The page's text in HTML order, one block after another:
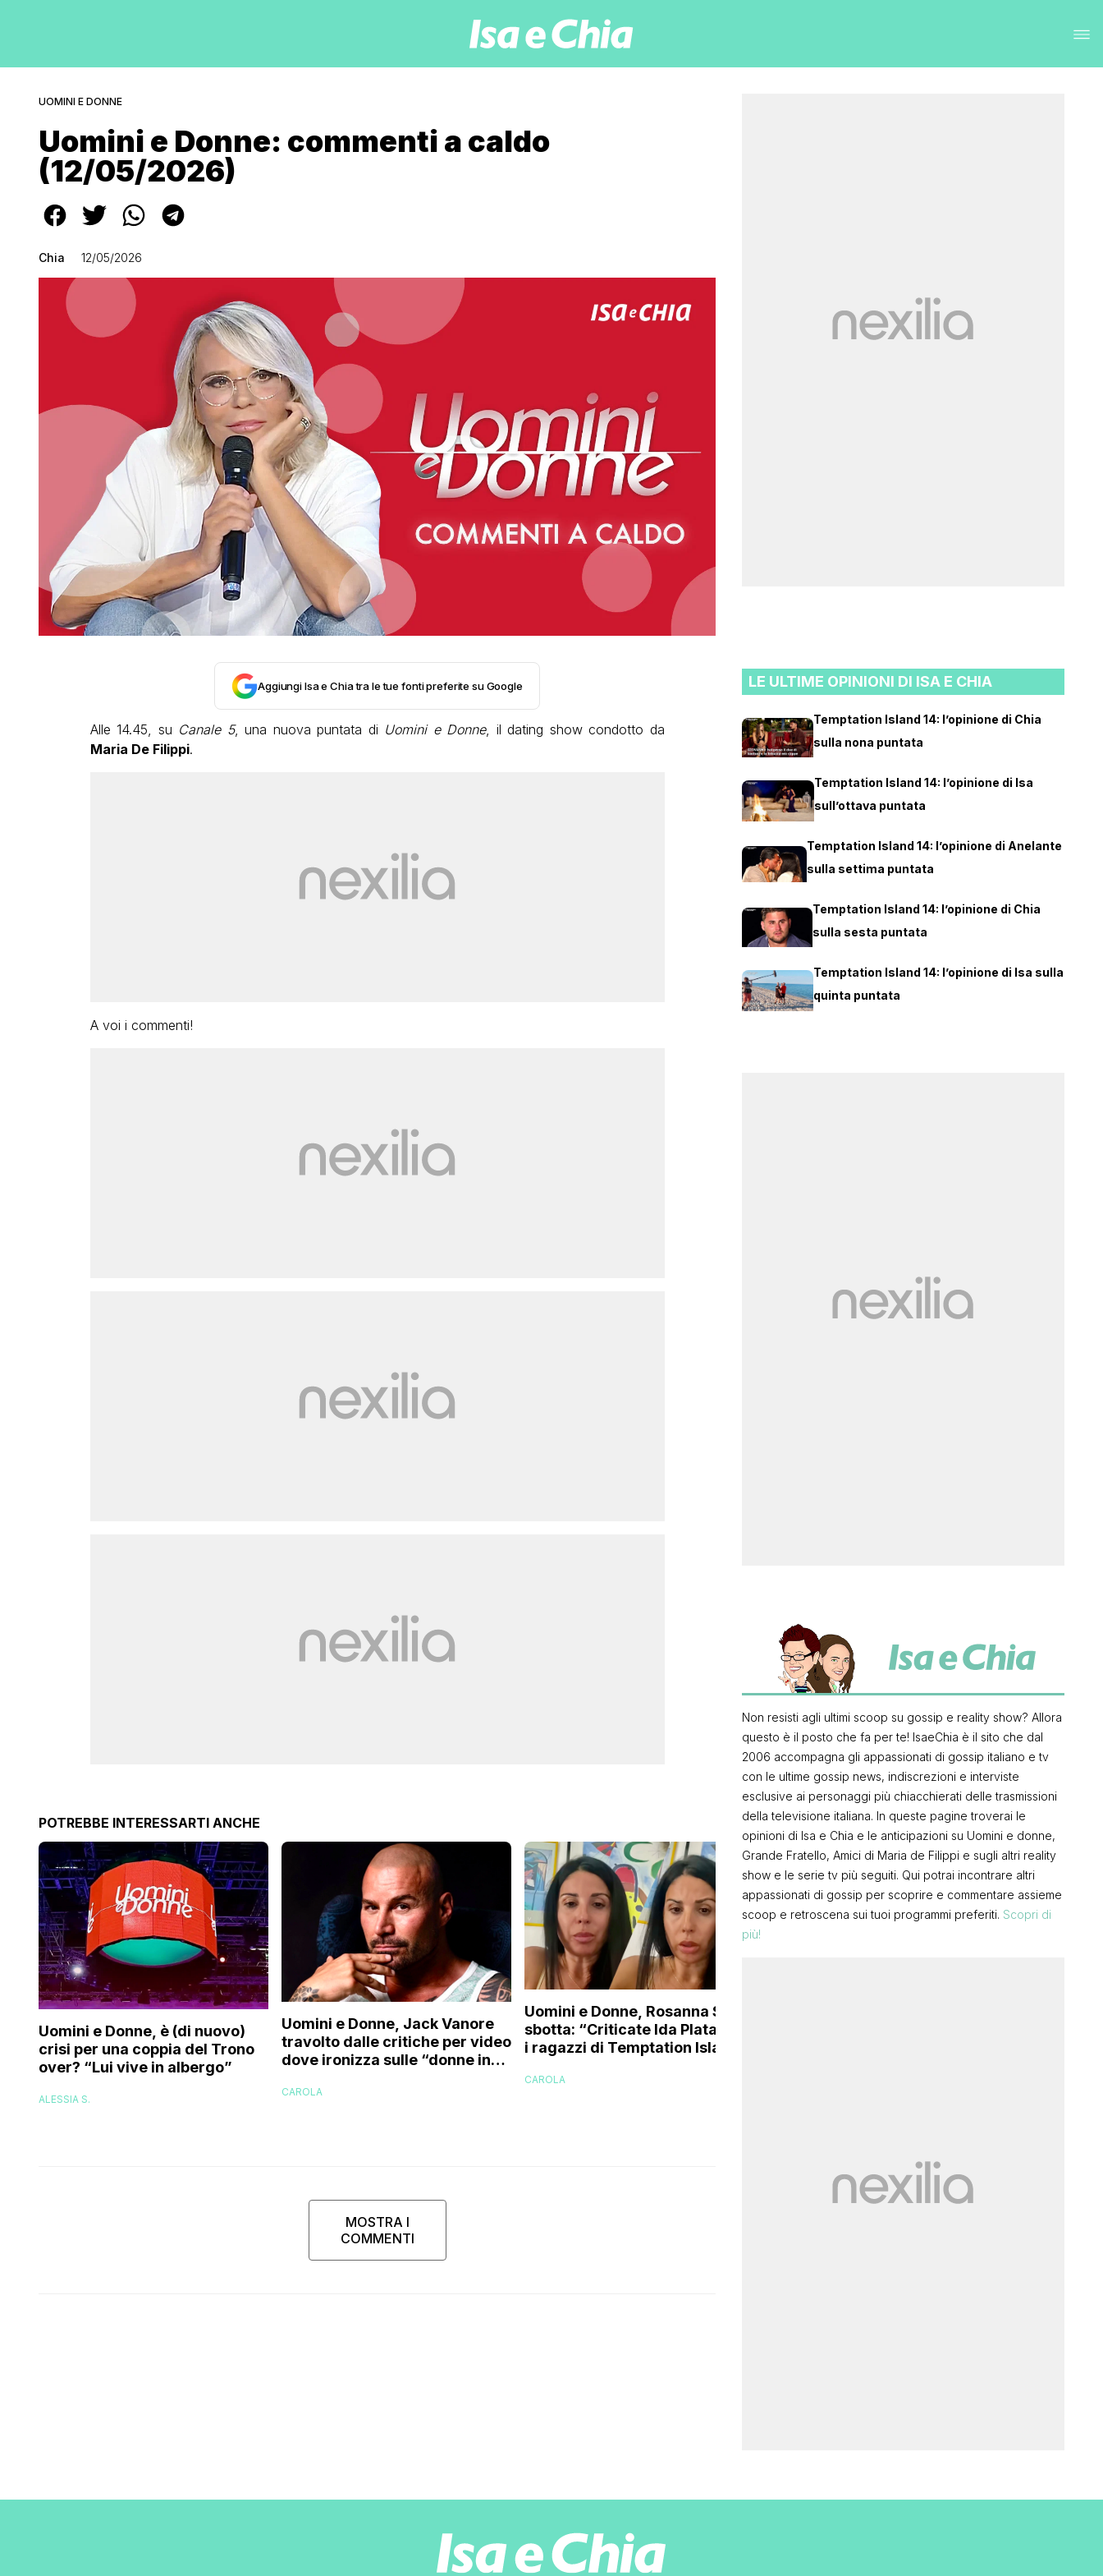
UOMINI E DONNE
Uomini e Donne: commenti a caldo
(12/05/2026)
Chia 12/05/2026
Aggiungi Isa e Chia tra le tue fonti preferite su Google
Alle 14.45, su Canale 5, una nuova puntata di Uomini e Donne, il dating show condotto da
Maria De Filippi.
A voi i commenti!
POTREBBE INTERESSARTI ANCHE
Uomini e Donne, è (di nuovo)
crisi per una coppia del Trono
over? “Lui vive in albergo”
ALESSIA S.
Uomini e Donne, Jack Vanore
travolto dalle critiche per video
dove ironizza sulle “donne in
CAROLA
Uomini e Donne, Rosanna Siino
sbotta: “Criticate Ida Platano o
i ragazzi di Temptation Island
CAROLA
MOSTRA I
COMMENTI
LE ULTIME OPINIONI DI ISA E CHIA
Temptation Island 14: l’opinione di Chia
sulla nona puntata
Temptation Island 14: l’opinione di Isa
sull’ottava puntata
Temptation Island 14: l’opinione di Anelante
sulla settima puntata
Temptation Island 14: l’opinione di Chia
sulla sesta puntata
Temptation Island 14: l’opinione di Isa sulla
quinta puntata
Non resisti agli ultimi scoop su gossip e reality show? Allora
questo è il posto che fa per te! IsaeChia è il sito che dal
2006 accompagna gli appassionati di gossip italiano e tv
con le ultime gossip news, indiscrezioni e interviste
esclusive ai personaggi più chiacchierati delle trasmissioni
della televisione italiana. In queste pagine troverai le
opinioni di Isa e Chia e le anticipazioni su Uomini e donne,
Grande Fratello, Amici di Maria de Filippi e sugli altri reality
show e le serie tv più seguiti. Qui potrai incontrare altri
appassionati di gossip per scoprire e commentare assieme
scoop e retroscena sui tuoi programmi preferiti. Scopri di
più!